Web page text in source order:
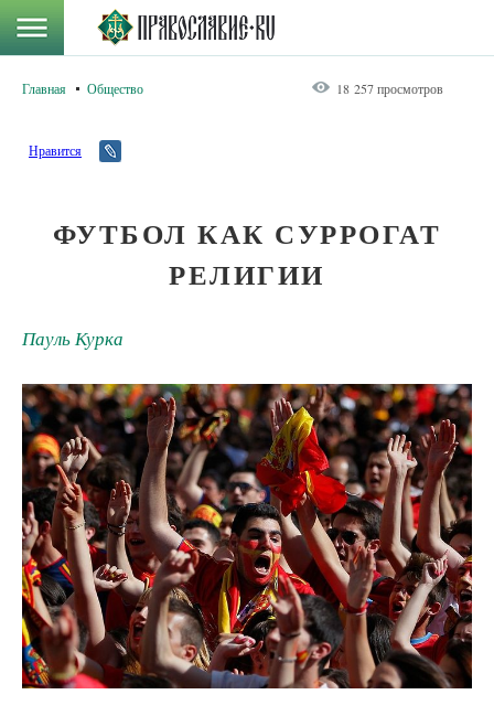
Главная Общество 18 257 просмотров
Нравится
ФУТБОЛ КАК СУРРОГАТ
РЕЛИГИИ
Пауль Курка